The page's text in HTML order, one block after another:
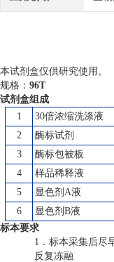
本试剂盒仅供研究使用。
规格： 96T
试剂盒组成
1
30倍浓缩洗涤液
2
酶标试剂
3
酶标包被板
4
样品稀释液
5
显色剂A液
6
显色剂B液
标本要求
1．标本采集后尽
反复冻融